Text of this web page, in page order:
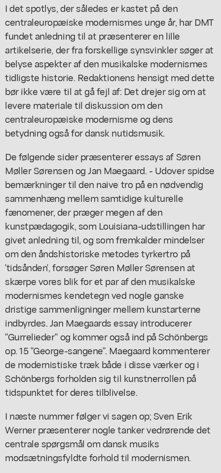
I det spotlys, der således er kastet på den
centraleuropæiske modernismes unge år, har DMT
fundet anledning til at præsenterer en lille
artikelserie, der fra forskellige synsvinkler søger at
belyse aspekter af den musikalske modernismes
tidligste historie. Redaktionens hensigt med dette
bør ikke være til at gå fejl af: Det drejer sig om at
levere materiale til diskussion om den
centraleuropæiske modernisme og dens
betydning også for dansk nutidsmusik.
De følgende sider præsenterer essays af Søren
Møller Sørensen og Jan Maegaard. - Udover spidse
bemærkninger til den naive tro på en nødvendig
sammenhæng mellem samtidige kulturelle
fænomener, der præger megen af den
kunstpædagogik, som Louisiana-udstillingen har
givet anledning til, og som fremkalder mindelser
om den åndshistoriske metodes tyrkertro på
'tidsånden', forsøger Søren Møller Sørensen at
skærpe vores blik for et par af den musikalske
modernismes kendetegn ved nogle ganske
dristige sammenligninger mellem kunstarterne
indbyrdes. Jan Maegaards essay introducerer
"Gurrelieder" og kommer også ind på Schönbergs
op. 15 "George-sangene". Maegaard kommenterer
de modernistiske træk både i disse værker og i
Schönbergs forholden sig til kunstnerrollen på
tidspunktet for deres tilblivelse.
I næste nummer følger vi sagen op; Sven Erik
Werner præsenterer nogle tanker vedrørende det
centrale spørgsmål om dansk musiks
modsætningsfyldte forhold til modernismen.